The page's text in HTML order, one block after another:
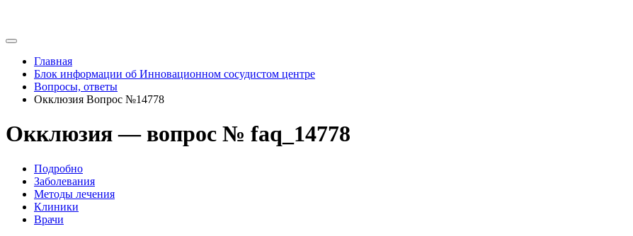
Главная
Блок информации об Инновационном сосудистом центре
Вопросы, ответы
Окклюзия Вопрос №14778
Окклюзия — вопрос № faq_14778
Подробно
Заболевания
Методы лечения
Клиники
Врачи